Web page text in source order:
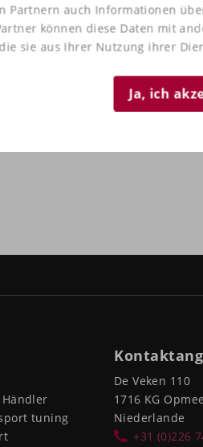
Partnern auch Informationen
können diese Daten mit
sie aus Ihrer Nutzung ihrer
Ja, ich
tuning
De Veken 110
1716 KG
Niederlande
+31 (0)226